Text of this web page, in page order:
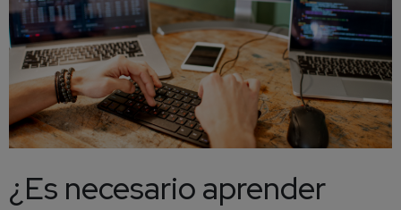
¿Es necesario aprender